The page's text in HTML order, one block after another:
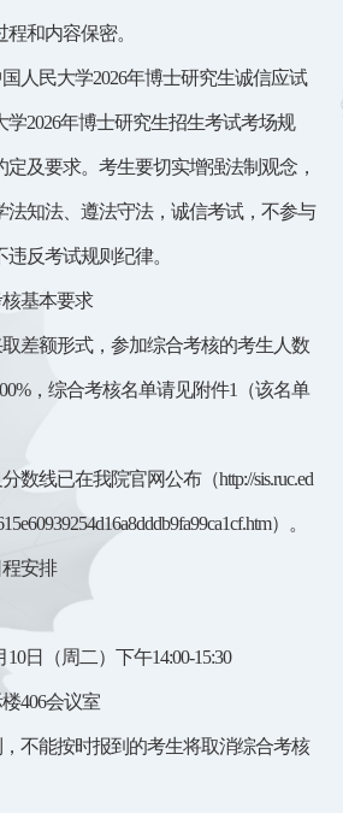
和内容保密。
人民大学2026年博士研究生诚信应试
2026年博士研究生招生考试考场规
及要求。考生要切实增强法制观念，
法知法、遵法守法，诚信考试，不参与
反考试规则纪律。
基本要求
差额形式，参加综合考核的考生人数
%，综合考核名单请见附件1（该名单
数线已在我院官网公布（http://sis.ruc.ed
）。
安排
10日（周二）下午14:00-15:30
406会议室
不能按时报到的考生将取消综合考核